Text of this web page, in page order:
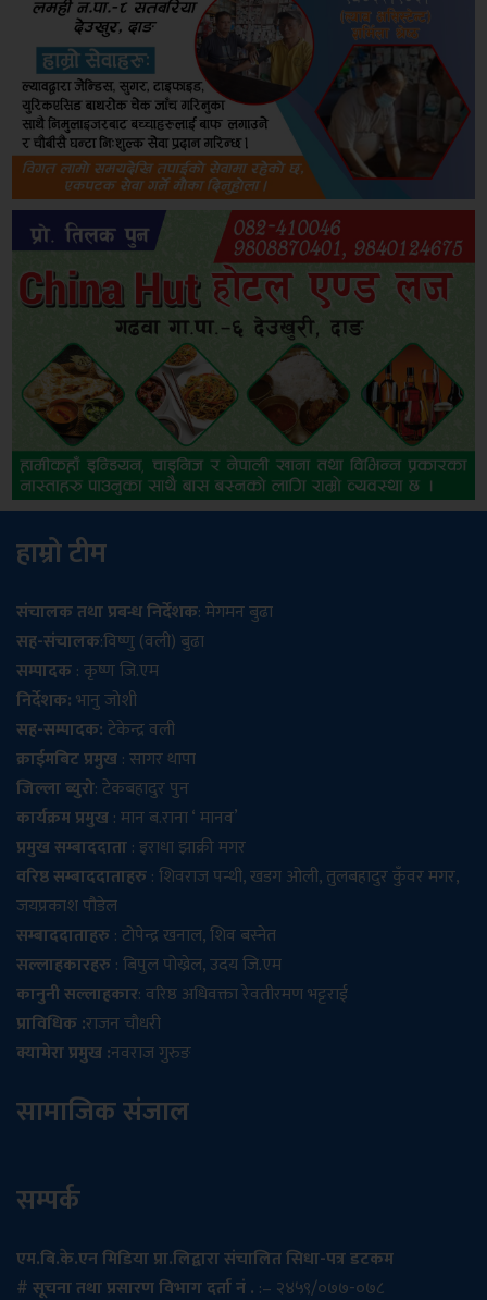
हाम्रो टीम
संचालक तथा प्रबन्ध निर्देशक: मेगमन बुढा
सह-संचालक:विष्णु (वली) बुढा
सम्पादक: कृष्ण जि.एम
निर्देशक:भानु जोशी
सह-सम्पादक:टेकेन्द्र वली
क्राईमबिट प्रमुख: सागर थापा
जिल्ला ब्युरो: टेकबहादुर पुन
कार्यक्रम प्रमुख: मान ब.राना ‘ मानव’
प्रमुख सम्बाददाता: इराधा झाक्री मगर
वरिष्ठ सम्बाददाताहरु: शिवराज पन्थी, खडग ओली, तुलबहादुर कुँवर मगर,
जयप्रकाश पौडेल
सम्बाददाताहरु: टोपेन्द्र खनाल, शिव बस्नेत
सल्लाहकारहरु: बिपुल पोख्रेल, उदय जि.एम
कानुनी सल्लाहकार: वरिष्ठ अधिवक्ता रेवतीरमण भट्टराई
प्राविधिक :राजन चौधरी
क्यामेरा प्रमुख :नवराज गुरुङ
सामाजिक संजाल
सम्पर्क
एम.बि.के.एन मिडिया प्रा.लिद्वारा संचालित सिधा-पत्र डटकम
# सूचना तथा प्रसारण विभाग दर्ता नं . :– २४५९/०७७-०७८